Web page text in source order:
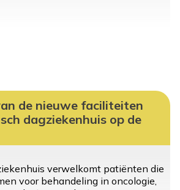
de nieuwe faciliteiten
dagziekenhuis op de
verwelkomt patiënten die
voor behandeling in oncologie,